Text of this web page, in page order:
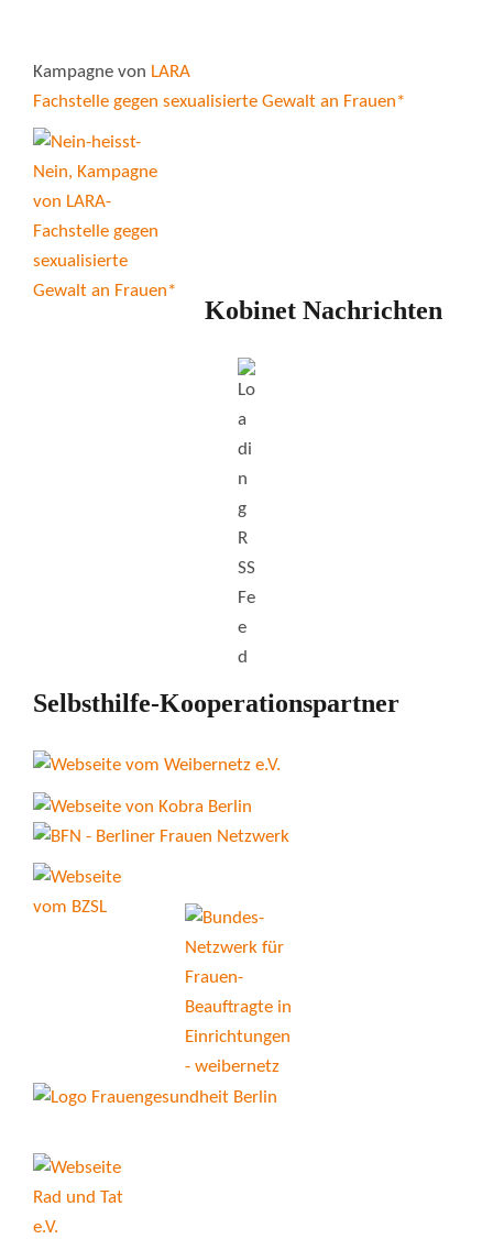
Kampagne von LARA
Fachstelle gegen sexualisierte Gewalt an Frauen*
Kobinet Nachrichten
Selbsthilfe-Kooperationspartner